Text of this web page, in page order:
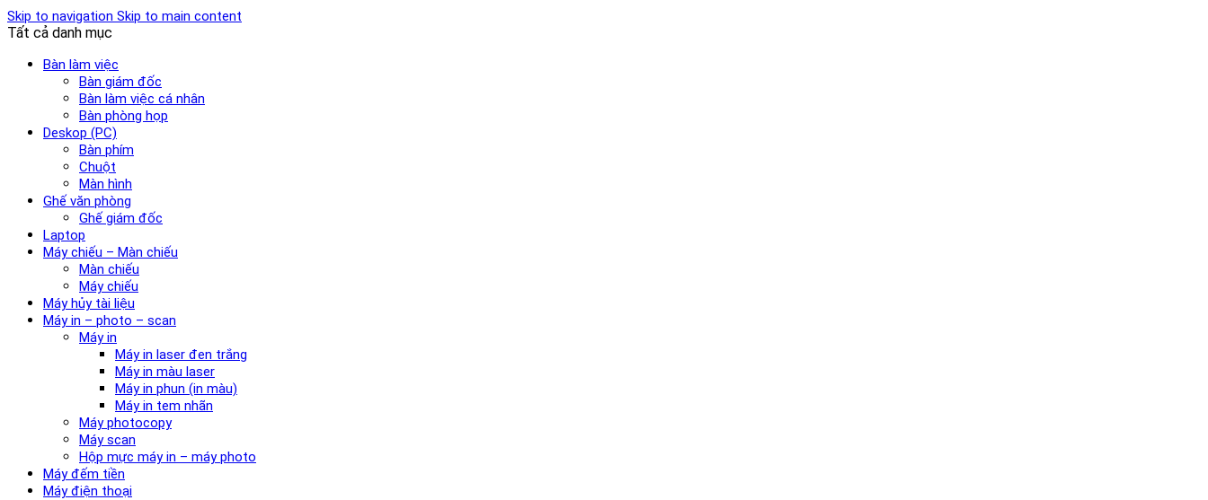
Skip to navigation Skip to main content
Tất cả danh mục
Bàn làm việc
Bàn giám đốc
Bàn làm việc cá nhân
Bàn phòng họp
Deskop (PC)
Bàn phím
Chuột
Màn hình
Ghế văn phòng
Ghế giám đốc
Laptop
Máy chiếu – Màn chiếu
Màn chiếu
Máy chiếu
Máy hủy tài liệu
Máy in – photo – scan
Máy in
Máy in laser đen trắng
Máy in màu laser
Máy in phun (in màu)
Máy in tem nhãn
Máy photocopy
Máy scan
Hộp mực máy in – máy photo
Máy đếm tiền
Máy điện thoại